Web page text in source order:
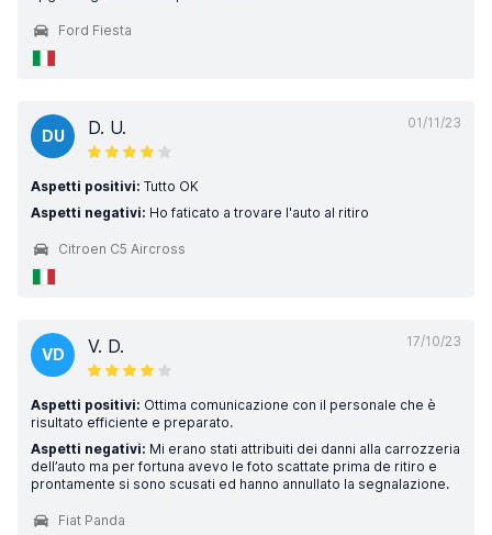
Ford Fiesta
01/11/23
DU D. U.
Aspetti positivi: Tutto OK
Aspetti negativi: Ho faticato a trovare l'auto al ritiro
Citroen C5 Aircross
17/10/23
VD V. D.
Aspetti positivi: Ottima comunicazione con il personale che è
risultato efficiente e preparato.
Aspetti negativi: Mi erano stati attribuiti dei danni alla carrozzeria
dell’auto ma per fortuna avevo le foto scattate prima de ritiro e
prontamente si sono scusati ed hanno annullato la segnalazione.
Fiat Panda